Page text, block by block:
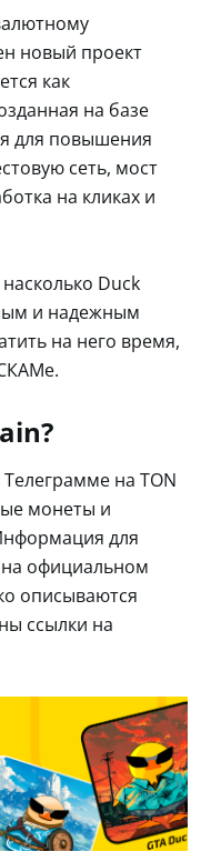
новый проект
как
на базе
для повышения
сеть, мост
на кликах и
Duck
и надежным
на него время,
на TON
монеты и
для
на официальном
описываются
ссылки на